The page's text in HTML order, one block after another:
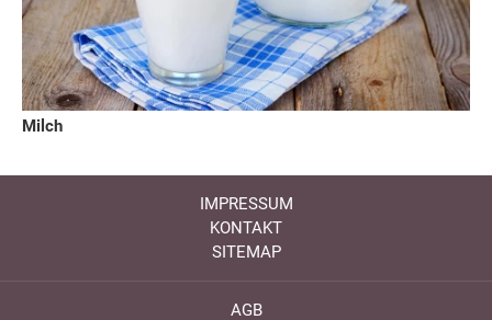
Milch
IMPRESSUM
KONTAKT
SITEMAP
AGB